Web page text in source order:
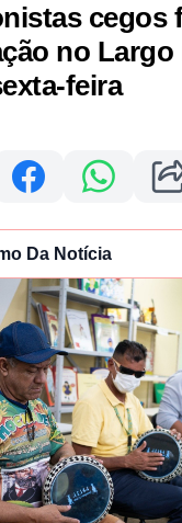
cegos
no Largo
feira
Da Notícia